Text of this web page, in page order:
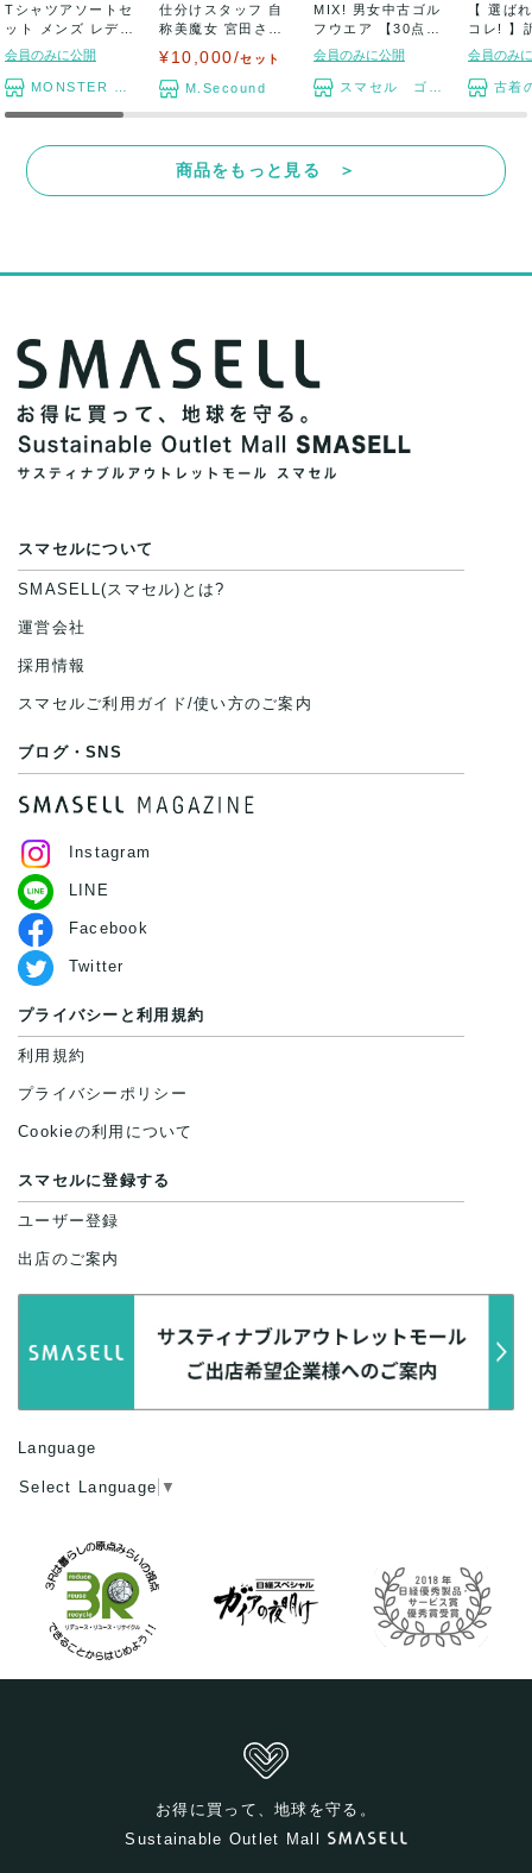
Tシャツアソートセ
ット メンズ レディ
ース
会員のみに公開
MONSTER TYM
仕分けスタッフ 自
称美魔女 宮田さん
¥10,000/セット
M.Secound
MIX! 男女中古ゴル
フウエア 【30点ま
とめ売り...
会員のみに公開
スマセル ゴルフウェア
【 選ば
コレ! 】
/ 原価ギ
会員のみ
古着の
商品をもっと見る ＞
スマセルについて
SMASELL(スマセル)とは?
運営会社
採用情報
スマセルご利用ガイド/使い方のご案内
ブログ・SNS
Instagram
LINE
Facebook
Twitter
プライバシーと利用規約
利用規約
プライバシーポリシー
Cookieの利用について
スマセルに登録する
ユーザー登録
出店のご案内
Language
Select Language ▼
お得に買って、地球を守る。
Sustainable Outlet Mall